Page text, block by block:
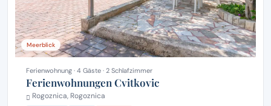
Meerblick
Ferienwohnung · 4 Gäste · 2 Schlafzimmer
Ferienwohnungen Cvitkovic
Rogoznica, Rogoznica